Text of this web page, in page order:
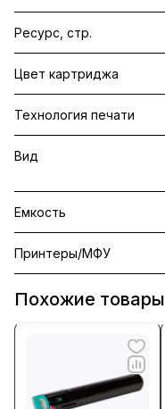
Ресурс, стр.
Цвет картриджа
Технология печати
Вид
Емкость
Принтеры/МФУ
Похожие товары